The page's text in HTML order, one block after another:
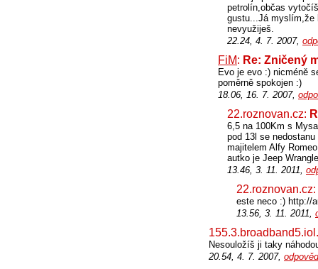
petrolín,občas
gustu...Já myslím,že
nevyužiješ.
22.24, 4. 7. 2007,
FiM: Re: Zničený
Evo je evo :) nicméně
poměrně spokojen :)
18.06, 16. 7. 2007,
22.roznovan.cz:
6,5 na 100Km s
pod 13l se
majitelem Alfy
autko je Jeep
13.46, 3. 11. 2011,
22.roznovan.cz:
este neco :) http://
13.56, 3. 11. 2011,
Nesouložíš ji taky
20.54, 4. 7. 2007,